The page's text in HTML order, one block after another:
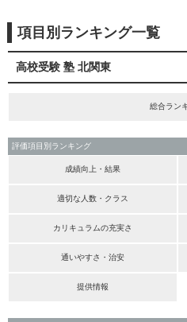
項目別ランキング一覧
高校受験 塾 北関東
総合ラン
評価項目別ランキング
成績向上・結果
適切な人数・クラス
カリキュラムの充実さ
通いやすさ・治安
提供情報